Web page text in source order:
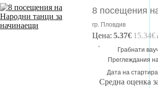
8 посещения
гр. Пловдив
Цена: 5.37€ 15.34€
·
Грабнати
Преглеждания
Дата на
Средна оценка